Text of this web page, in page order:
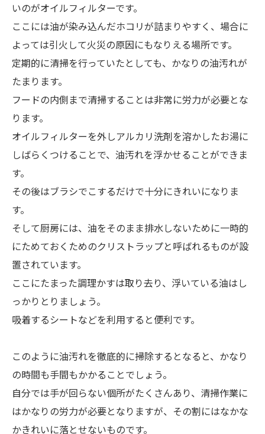
いのがオイルフィルターです。
ここには油が染み込んだホコリが詰まりやすく、場合に
よっては引火して火災の原因にもなりえる場所です。
定期的に清掃を行っていたとしても、かなりの油汚れが
たまります。
フードの内側まで清掃することは非常に労力が必要とな
ります。
オイルフィルターを外しアルカリ洗剤を溶かしたお湯に
しばらくつけることで、油汚れを浮かせることができま
す。
その後はブラシでこするだけで十分にきれいになりま
す。
そして厨房には、油をそのまま排水しないために一時的
にためておくためのクリストラップと呼ばれるものが設
置されています。
ここにたまった調理かすは取り去り、浮いている油はし
っかりとりましょう。
吸着するシートなどを利用すると便利です。
このように油汚れを徹底的に掃除するとなると、かなり
の時間も手間もかかることでしょう。
自分では手が回らない個所がたくさんあり、清掃作業に
はかなりの労力が必要となりますが、その割にはなかな
かきれいに落とせないものです。